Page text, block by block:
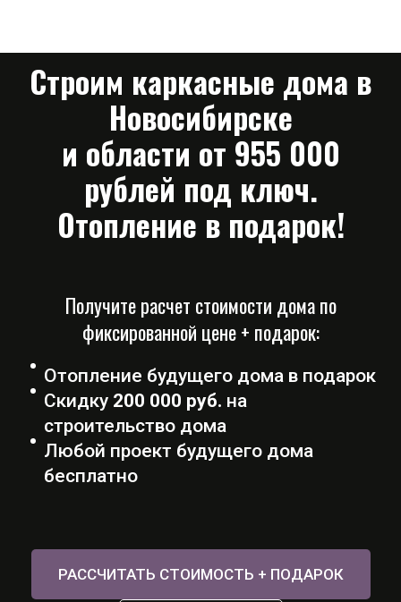
Строим каркасные дома в
Новосибирске
и области от 955 000
рублей под ключ.
Отопление в подарок!
Получите расчет стоимости дома по
фиксированной цене + подарок:
Отопление будущего дома в подарок
Скидку 200 000 руб. на
строительство дома
Любой проект будущего дома
бесплатно
РАССЧИТАТЬ СТОИМОСТЬ + ПОДАРОК